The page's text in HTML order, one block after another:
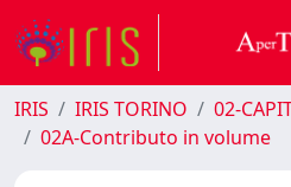
IRIS IRIS TORINO
02-
02A-Contributo in volume